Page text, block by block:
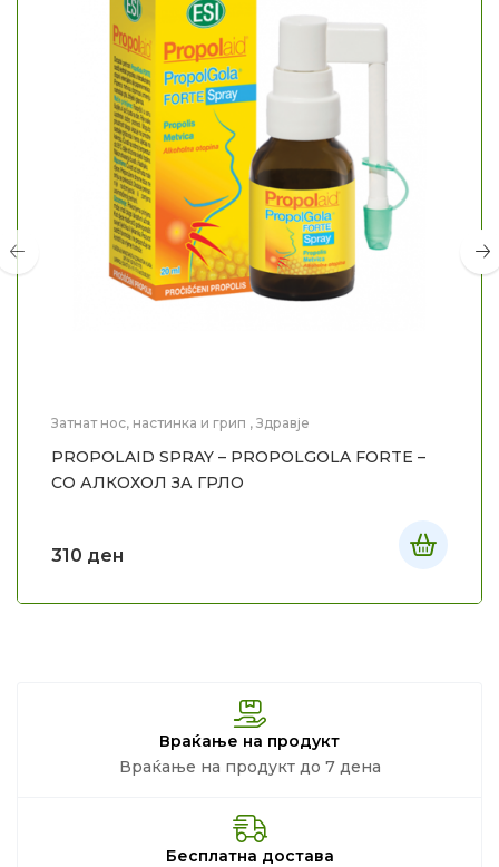
Затнат нос, настинка и грип , Здравје
PROPOLAID SPRAY – PROPOLGOLA FORTE –
СО АЛКОХОЛ ЗА ГРЛО
310 ден
Враќање на продукт
Враќање на продукт до 7 дена
Бесплатна достава